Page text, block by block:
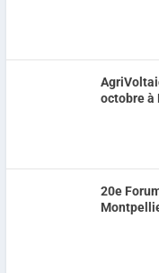
octobre à
20e